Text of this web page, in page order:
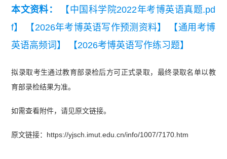
本文资料：
【中国科学院2022年考博英语真题.pd
f】
【2026年考博英语写作预测资料】
【通用考博
英语高频词】
【2026考博英语写作练习题】
拟录取考生通过教育部录检后方可正式录取，最终录取名单以教
育部录检结果为准。
如需查看附件，请见原文链接。
原文链接：https://yjsch.imut.edu.cn/info/1007/7170.htm